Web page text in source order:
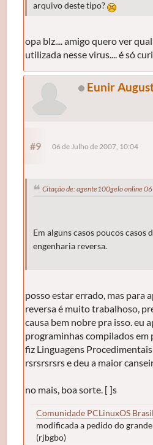
arquivo deste tipo?
opa blz.... amigo quero ver
utilizada nesse virus.... é só
Eunir
#9 06 de Julho de 2007, 10:04
Citação de: agente100gelo online
Em alguns casos poucos casos
engenharia reversa.
posso estar errado, mas para
reversa é muito trabalhoso,
causa bem nobre pra isso. eu
programinhas compilados em
fiz Linguagens
rsrsrsrsrs e deu a maior
no mais, boa sorte. [ ]s
Comunidade PCLinuxOS Brasil
modificada a pedido do
(rjbgbo)